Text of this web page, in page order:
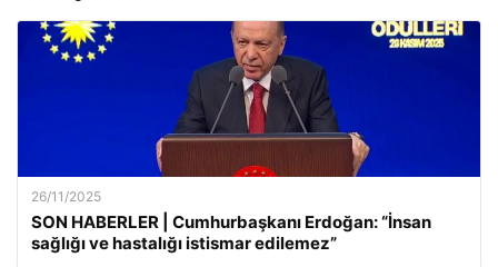
26/11/2025
SON HABERLER | Cumhurbaşkanı Erdoğan: “İnsan
sağlığı ve hastalığı istismar edilemez”